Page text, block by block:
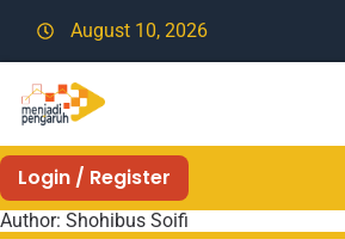
August 10, 2026
Login / Register
Author: Shohibus Soifi